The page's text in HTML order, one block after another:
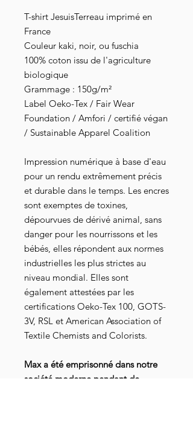
T-shirt JesuisTerreau imprimé en
France
Couleur kaki, noir, ou fuschia
100% coton issu de l'agriculture
biologique
Grammage : 150g/m²
Label Oeko-Tex / Fair Wear
Foundation / Amfori / certifié végan
/ Sustainable Apparel Coalition
Impression numérique à base d'eau
pour un rendu extrêmement précis
et durable dans le temps. Les encres
sont exemptes de toxines,
dépourvues de dérivé animal, sans
danger pour les nourrissons et les
bébés, elles répondent aux normes
industrielles les plus strictes au
niveau mondial. Elles sont
également attestées par les
certifications Oeko-Tex 100, GOTS-
3V, RSL et American Association of
Textile Chemists and Colorists.
Max a été emprisonné dans notre
société moderne pendant de